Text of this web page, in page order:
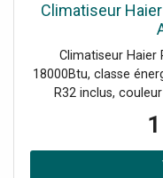
Climatiseur
Climatiseur Haier
18000Btu, classe
R32 inclus,
(AS50PDAHRA -
(1U50MEGFRA -
Commande Wi-Fi